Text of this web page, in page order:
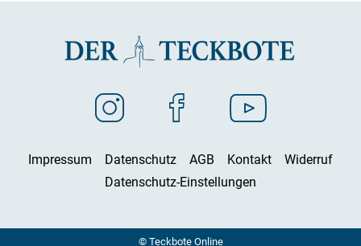
Impressum Datenschutz AGB Kontakt
Widerruf
Datenschutz-Einstellungen
© Teckbote Online